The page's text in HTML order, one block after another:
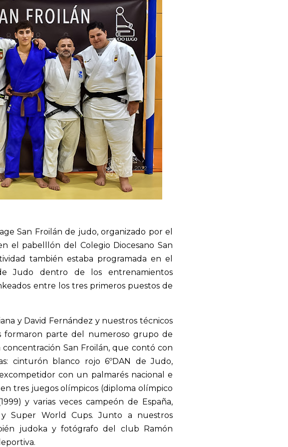
San Froilán de judo, organizado por el
pabelllón del Colegio Diocesano San
también estaba programada en el
Judo dentro de los entrenamientos
entre los tres primeros puestos de
y David Fernández y nuestros técnicos
formaron parte del numeroso grupo de
San Froilán, que contó con
cinturón blanco rojo 6ºDAN de Judo,
con un palmarés nacional e
tres juegos olímpicos (diploma olímpico
y varias veces campeón de España,
Super World Cups. Junto a nuestros
judoka y fotógrafo del club Ramón